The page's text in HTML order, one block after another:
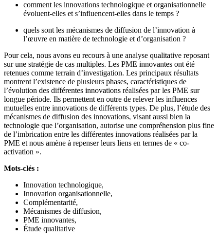
comment les innovations technologique et organisationnelle
évoluent-elles et s’influencent-elles dans le temps ?
quels sont les mécanismes de diffusion de l’innovation à
l’œuvre en matière de technologie et d’organisation ?
Pour cela, nous avons eu recours à une analyse qualitative reposant
sur une stratégie de cas multiples. Les PME innovantes ont été
retenues comme terrain d’investigation. Les principaux résultats
montrent l’existence de plusieurs phases, caractéristiques de
l’évolution des différentes innovations réalisées par les PME sur
longue période. Ils permettent en outre de relever les influences
mutuelles entre innovations de différents types. De plus, l’étude des
mécanismes de diffusion des innovations, visant aussi bien la
technologie que l’organisation, autorise une compréhension plus fine
de l’imbrication entre les différentes innovations réalisées par la
PME et nous amène à repenser leurs liens en termes de « co-
activation ».
Mots-clés :
Innovation technologique,
Innovation organisationnelle,
Complémentarité,
Mécanismes de diffusion,
PME innovantes,
Étude qualitative